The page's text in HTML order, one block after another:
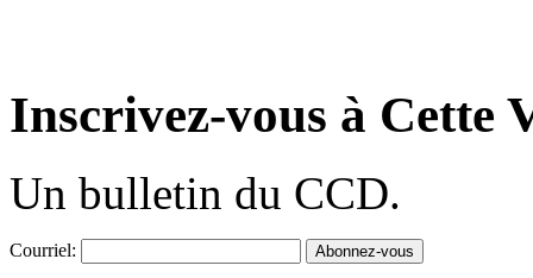
Inscrivez-vous à Cette
Un bulletin du CCD.
Courriel: